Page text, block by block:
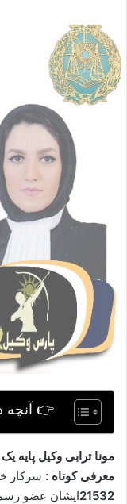
ی
ل
👉 آنچه
مونا ترابی وکیل پایه
معرفی کوتاه : سرکار
21532ایشان عضو